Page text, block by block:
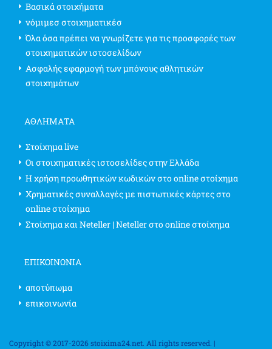
Βασικά στοιχήματα
νόμιμεσ στοιχηματικέσ
Όλα όσα πρέπει να γνωρίζετε για τις προσφορές των
στοιχηματικών ιστοσελίδων
Ασφαλής εφαρμογή των μπόνους αθλητικών
στοιχημάτων
ΑΘΛΗΜΑΤΑ
Στοίχημα live
Οι στοιχηματικές ιστοσελίδες στην Ελλάδα
Η χρήση προωθητικών κωδικών στο online στοίχημα
Χρηματικές συναλλαγές με πιστωτικές κάρτες στο
online στοίχημα
Στοίχημα και Neteller | Neteller στο online στοίχημα
ΕΠΙΚΟΙΝΩΝΊΑ
αποτύπωμα
επικοινωνία
Copyright © 2017-2026 stoixima24.net. All rights reserved. |